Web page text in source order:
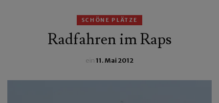
SCHÖNE PLÄTZE
Radfahren im Raps
ein11. Mai 2012